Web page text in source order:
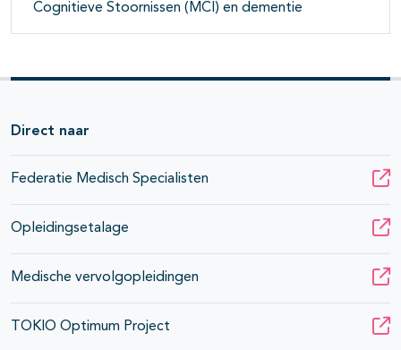
Cognitieve Stoornissen (MCI) en dementie
Direct naar
Federatie Medisch Specialisten
Opleidingsetalage
Medische vervolgopleidingen
TOKIO Optimum Project